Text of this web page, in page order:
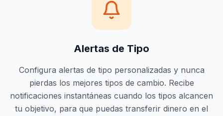
Alertas de Tipo
Configura alertas de tipo personalizadas y nunca
pierdas los mejores tipos de cambio. Recibe
notificaciones instantáneas cuando los tipos alcancen
tu objetivo, para que puedas transferir dinero en el